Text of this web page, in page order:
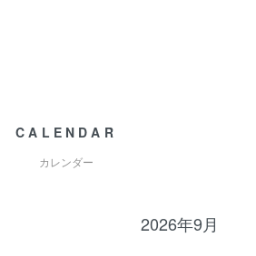
CALENDAR
カレンダー
2026年9月